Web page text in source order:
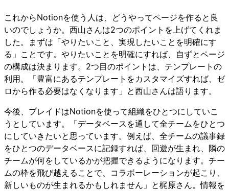
これからNotionを使う人は、どうやってページを作ると良
いのでしょうか。西山さんは2つのポイントを上げてくれま
した。まずは「やりたいこと、実現したいことを明確にす
る」ことです。やりたいことを明確にすれば、自ずとページ
の構成は決まります。2つ目のポイントは、テンプレートの
利用。「豊富にあるテンプレートをカスタマイズすれば、ゼ
ロから作る必要はなくなります」と西山さんは語ります。
今後、プレイドはNotionを使って組織をひとつにしていこ
うとしています。「データベースを通して全チームをひとつ
にしていきたいと思っています。例えば、全チームの議事録
をひとつのデータベースに記録すれば、回遊が生まれ、隣の
チームが何をしているかが把握できるようになります。チー
ムの枠を飛び越えることで、コラボーレーションが起こり、
新しいものが生まれるかもしれません」と梶原さん。情報を